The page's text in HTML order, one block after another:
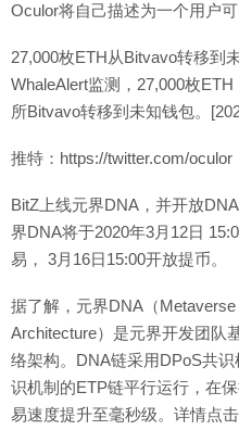
Oculor将自己描述为一个用户
27,000枚ETH从Bitvavo转移到
WhaleAlert监测，27,000枚
所Bitvavo转移到未知钱包。
推特：https://twitter.com/oculor
BitZ上线元界DNA，并开放
界DNA将于2020年3月12日
易， 3月16日15:00开放提币。
据了解，元界DNA（
Architecture）是元界开发团队
络架构。DNA链采用DPoS共
识机制的ETP链平行运行，在
易速度提升至毫秒级。详情点